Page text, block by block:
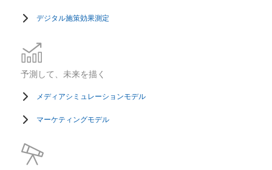
デジタル施策効果測定
予測して、未来を描く
メディアシミュレーションモデル
マーケティングモデル